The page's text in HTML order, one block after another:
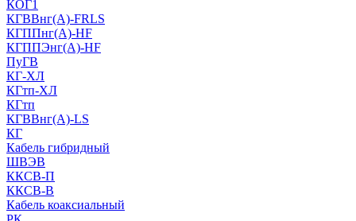
КОГ1
КГВВнг(А)-FRLS
КГППнг(A)-HF
КГППЭнг(A)-HF
ПуГВ
КГ-ХЛ
КГтп-ХЛ
КГтп
КГВВнг(А)-LS
КГ
Кабель гибридный
ШВЭВ
ККСВ-П
ККСВ-В
Кабель коаксиальный